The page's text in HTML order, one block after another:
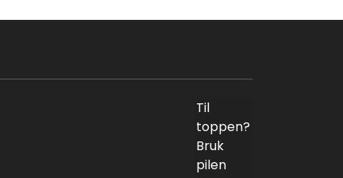
Til
toppen?
Bruk
pilen